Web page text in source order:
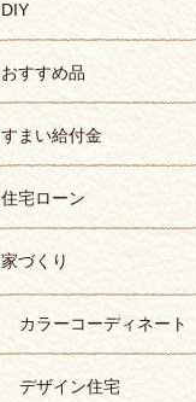
DIY
おすすめ品
すまい給付金
住宅ローン
家づくり
カラーコーディネート
デザイン住宅